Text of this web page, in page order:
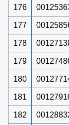
176
177
178
179
180
181
182